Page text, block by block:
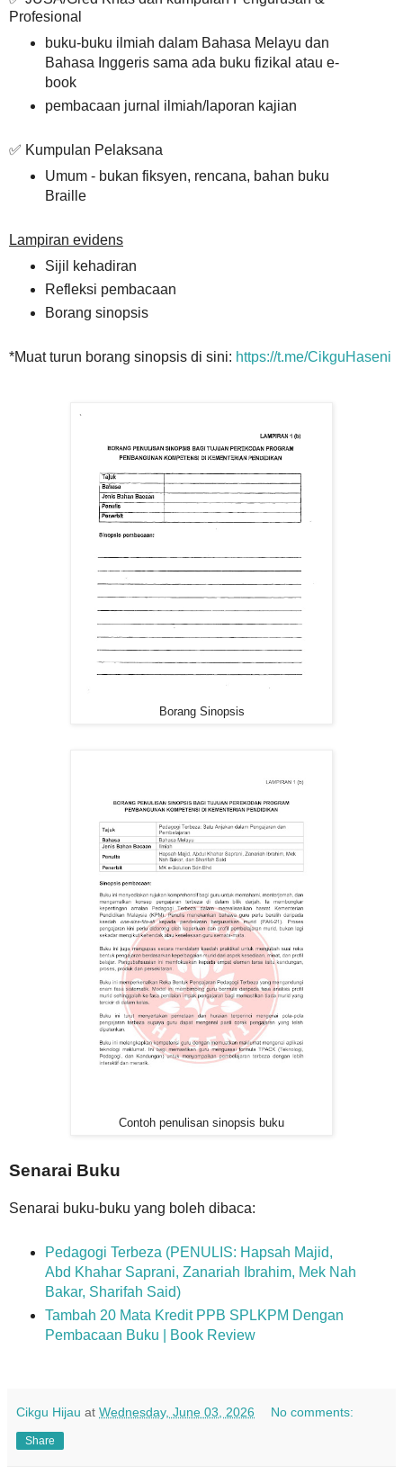
Profesional
buku-buku ilmiah dalam Bahasa Melayu dan
Bahasa Inggeris sama ada buku fizikal atau e-
book
pembacaan jurnal ilmiah/laporan kajian
✅ Kumpulan Pelaksana
Umum - bukan fiksyen, rencana, bahan buku
Braille
Lampiran evidens
Sijil kehadiran
Refleksi pembacaan
Borang sinopsis
*Muat turun borang sinopsis di sini: https://t.me/CikguHaseni
Borang Sinopsis
Contoh penulisan sinopsis buku
Senarai Buku
Senarai buku-buku yang boleh dibaca:
Pedagogi Terbeza (PENULIS: Hapsah Majid,
Abd Khahar Saprani, Zanariah Ibrahim, Mek Nah
Bakar, Sharifah Said)
Tambah 20 Mata Kredit PPB SPLKPM Dengan
Pembacaan Buku | Book Review
Cikgu Hijau at Wednesday, June 03, 2026 No comments:
Share